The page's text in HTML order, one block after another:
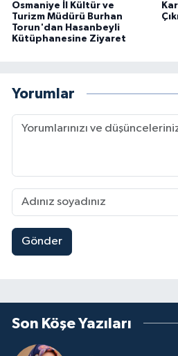
Osmaniye İl Kültür ve
Turizm Müdürü Burhan
Torun'dan Hasanbeyli
Kütüphanesine Ziyaret
Yorumlar
Gönder
Son Köşe Yazıları